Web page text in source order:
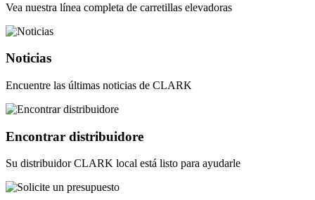
Vea nuestra línea completa de carretillas elevadoras
Noticias
Encuentre las últimas noticias de CLARK
Encontrar distribuidore
Su distribuidor CLARK local está listo para ayudarle